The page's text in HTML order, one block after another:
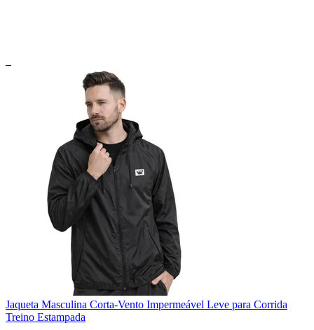
Jaqueta Masculina Corta-Vento Impermeável Leve para Corrida
Treino Estampada